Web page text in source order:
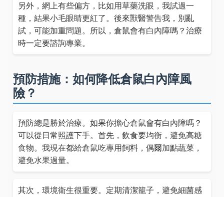
另外，網上有些偏方，比如用草藥洗眼，我試過一
種，結果小毛眼睛更紅了。後來獸醫警告我，別亂
試，可能加重問題。所以，倉鼠會有白內障嗎？治療
時一定要諮詢專業。
預防措施：如何降低倉鼠白內障風
險？
預防總是勝於治療。如果你擔心倉鼠會有白內障嗎？
可以從日常照護下手。首先，飲食要均衡，避免高糖
食物。我現在都給倉鼠吃專用飼料，偶爾加點蔬菜，
避免水果過量。
其次，環境衛生很重要。定期清潔籠子，避免細菌感